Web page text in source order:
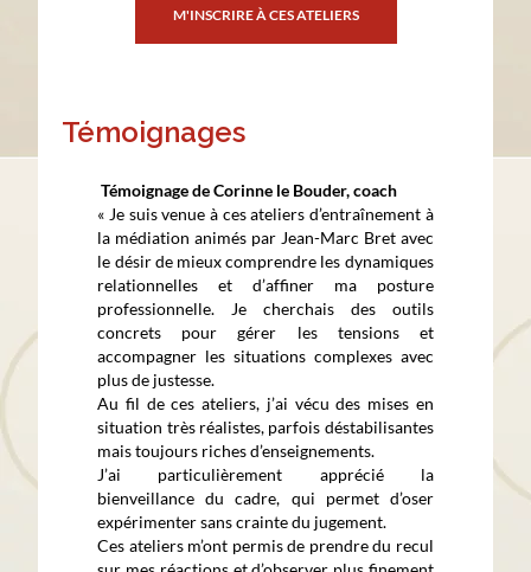
M'INSCRIRE À CES ATELIERS
Témoignages
Témoignage de Corinne le Bouder, coach
« Je suis venue à ces ateliers d’entraînement à
la médiation animés par Jean-Marc Bret avec
le désir de mieux comprendre les dynamiques
relationnelles et d’affiner ma posture
professionnelle. Je cherchais des outils
concrets pour gérer les tensions et
accompagner les situations complexes avec
plus de justesse.
Au fil de ces ateliers, j’ai vécu des mises en
situation très réalistes, parfois déstabilisantes
mais toujours riches d’enseignements.
J’ai particulièrement apprécié la
bienveillance du cadre, qui permet d’oser
expérimenter sans crainte du jugement.
Ces ateliers m’ont permis de prendre du recul